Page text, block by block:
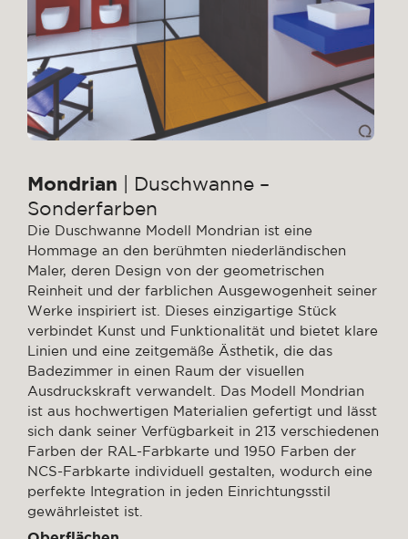
Mondrian | Duschwanne –
Sonderfarben
Die Duschwanne Modell Mondrian ist eine
Hommage an den berühmten niederländischen
Maler, deren Design von der geometrischen
Reinheit und der farblichen Ausgewogenheit seiner
Werke inspiriert ist. Dieses einzigartige Stück
verbindet Kunst und Funktionalität und bietet klare
Linien und eine zeitgemäße Ästhetik, die das
Badezimmer in einen Raum der visuellen
Ausdruckskraft verwandelt. Das Modell Mondrian
ist aus hochwertigen Materialien gefertigt und lässt
sich dank seiner Verfügbarkeit in 213 verschiedenen
Farben der RAL-Farbkarte und 1950 Farben der
NCS-Farbkarte individuell gestalten, wodurch eine
perfekte Integration in jeden Einrichtungsstil
gewährleistet ist.